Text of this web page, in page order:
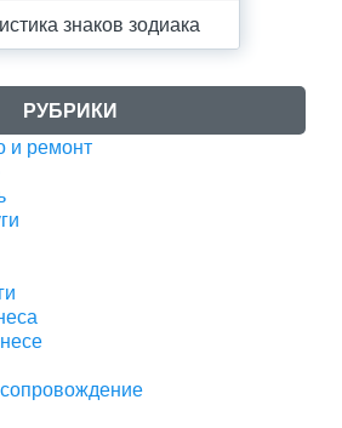
знаков зодиака
РУБРИКИ
и ремонт